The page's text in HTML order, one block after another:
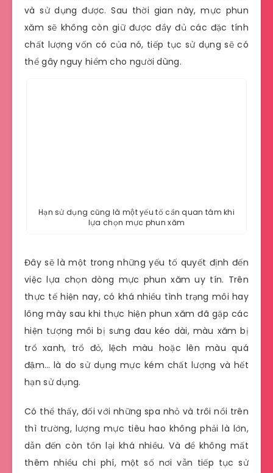
và sử dụng được. Sau thời gian này, mực phun
xăm sẽ không còn giữ được đầy đủ các đặc tính
chất lượng vốn có của nó, tiếp tục sử dụng sẽ có
thể gây nguy hiểm cho người dùng.
Hạn sử dụng cũng là một yếu tố cần quan tâm khi
lựa chọn mực phun xăm
Đây sẽ là một trong những yếu tố quyết định đến
việc lựa chọn dòng mực phun xăm uy tín. Trên
thực tế hiện nay, có khá nhiều tình trạng môi hay
lông mày sau khi thực hiện phun xăm đã gặp các
hiện tượng môi bị sưng đau kéo dài, màu xăm bị
trổ xanh, trổ đỏ, lệch màu hoặc lên màu quá
đậm… là do sử dụng mực kém chất lượng và hết
hạn sử dụng.
Có thể thấy, đối với những spa nhỏ và trôi nổi trên
thì trường, lượng mực tiêu hao không phải là lớn,
dẫn đến còn tồn lại khá nhiều. Và để không mất
thêm nhiều chi phí, một số nơi vẫn tiếp tục sử